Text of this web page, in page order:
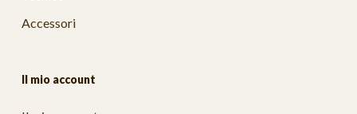
Accessori
Il mio account